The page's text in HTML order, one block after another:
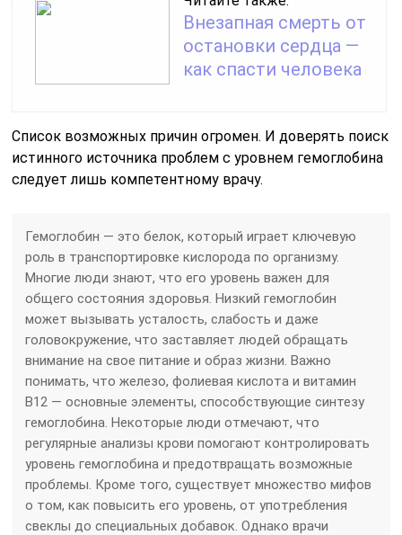
Внезапная смерть от
остановки сердца —
как спасти человека
Список возможных причин огромен. И доверять поиск
истинного источника проблем с уровнем гемоглобина
следует лишь компетентному врачу.
Гемоглобин — это белок, который играет ключевую
роль в транспортировке кислорода по организму.
Многие люди знают, что его уровень важен для
общего состояния здоровья. Низкий гемоглобин
может вызывать усталость, слабость и даже
головокружение, что заставляет людей обращать
внимание на свое питание и образ жизни. Важно
понимать, что железо, фолиевая кислота и витамин
B12 — основные элементы, способствующие синтезу
гемоглобина. Некоторые люди отмечают, что
регулярные анализы крови помогают контролировать
уровень гемоглобина и предотвращать возможные
проблемы. Кроме того, существует множество мифов
о том, как повысить его уровень, от употребления
свеклы до специальных добавок. Однако врачи